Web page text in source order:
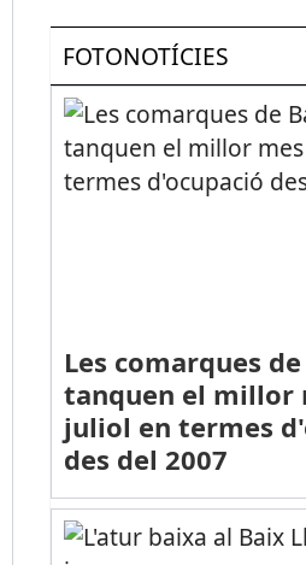
FOTONOTÍCIES
Les comarques
tanquen el millor
juliol en termes
des del 2007